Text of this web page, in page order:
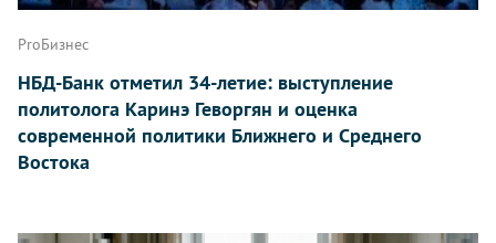
ProБизнес
НБД-Банк отметил 34-летие: выступление
политолога Каринэ Геворгян и оценка
современной политики Ближнего и Среднего
Востока